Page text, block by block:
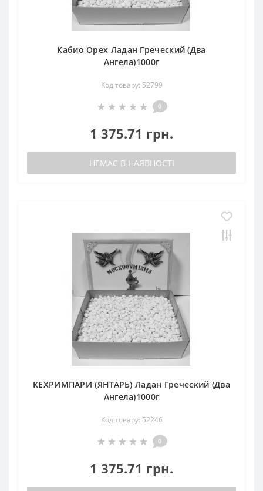
Кабио Орех Ладан Греческий (Два
Ангела)1000г
Код товару: 52799
0
1 375.71 грн.
НЕМАЄ В НАЯВНОСТІ
КЕХРИМПАРИ (ЯНТАРЬ) Ладан Греческий (Два
Ангела)1000г
Код товару: 52246
0
1 375.71 грн.